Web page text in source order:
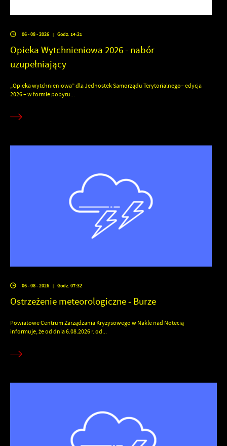
06 - 08 - 2026 | Godz. 14:21
Opieka Wytchnieniowa 2026 - nabór
uzupełniający
„Opieka wytchnieniowa” dla Jednostek Samorządu Terytorialnego– edycja
2026 – w formie pobytu...
06 - 08 - 2026 | Godz. 07:32
Ostrzeżenie meteorologiczne - Burze
Powiatowe Centrum Zarządzania Kryzysowego w Nakle nad Notecią
informuje, że od dnia 6.08.2026 r. od...